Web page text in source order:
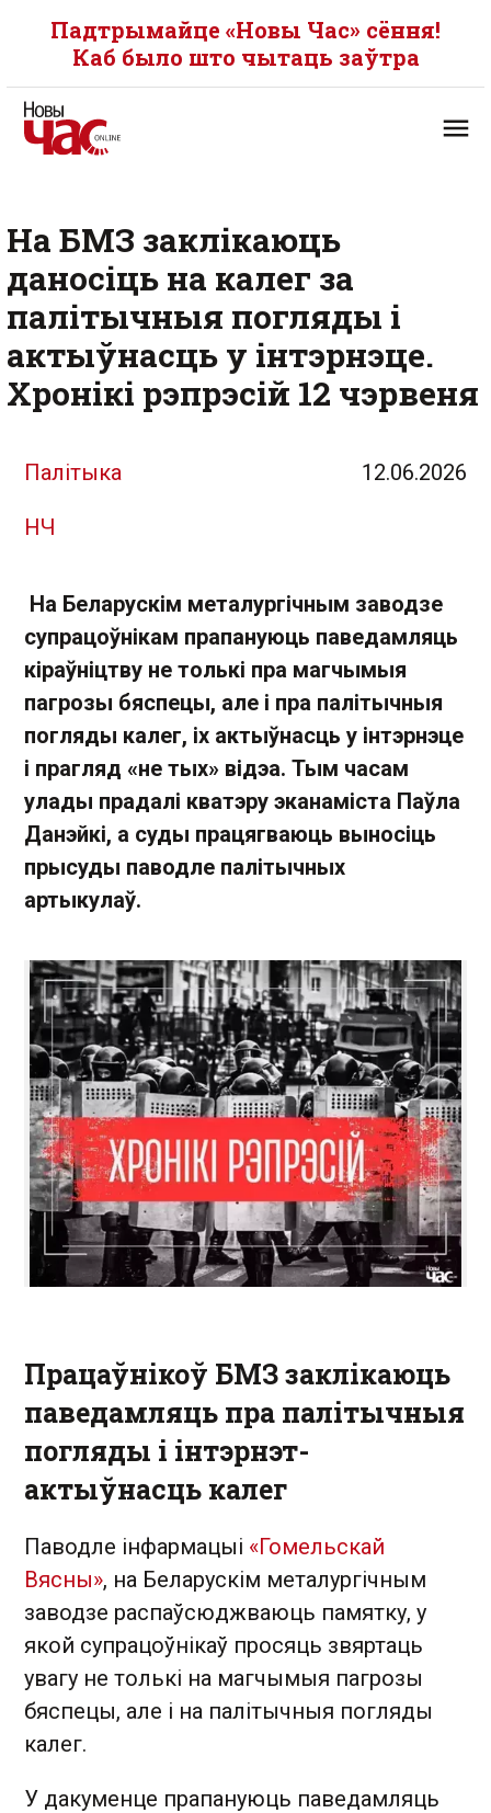
Падтрымайце «Новы Час» сёння!
Каб было што чытаць заўтра
На БМЗ заклікаюць
даносіць на калег за
палітычныя погляды і
актыўнасць у інтэрнэце.
Хронікі рэпрэсій 12 чэрвеня
Палітыка 12.06.2026
НЧ
На Беларускім металургічным заводзе
супрацоўнікам прапануюць паведамляць
кіраўніцтву не толькі пра магчымыя
пагрозы бяспецы, але і пра палітычныя
погляды калег, іх актыўнасць у інтэрнэце
і прагляд «не тых» відэа. Тым часам
улады прадалі кватэру эканаміста Паўла
Данэйкі, а суды працягваюць выносіць
прысуды паводле палітычных
артыкулаў.
Працаўнікоў БМЗ заклікаюць
паведамляць пра палітычныя
погляды і інтэрнэт-
актыўнасць калег
Паводле інфармацыі «Гомельскай
Вясны», на Беларускім металургічным
заводзе распаўсюджваюць памятку, у
якой супрацоўнікаў просяць звяртаць
увагу не толькі на магчымыя пагрозы
бяспецы, але і на палітычныя погляды
калег.
У дакуменце прапануюць паведамляць